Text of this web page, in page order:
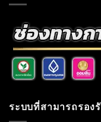
ระบบที่สามารถรอง